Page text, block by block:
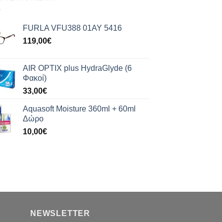
FURLA VFU388 01AY 5416
119,00€
AIR OPTIX plus HydraGlyde (6
Φακοί)
33,00€
Aquasoft Moisture 360ml + 60ml
Δώρο
10,00€
NEWSLETTER